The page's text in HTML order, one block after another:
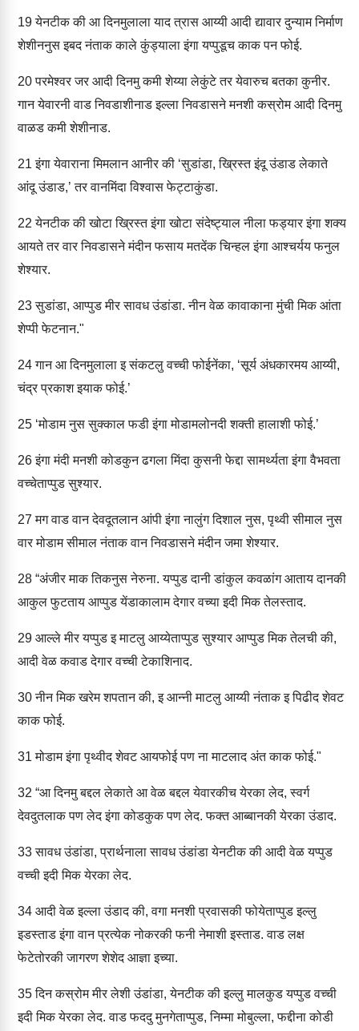
19येनटीक की आ दिनमुलाला याद त्रास आय्यी आदी द्यावार दुन्याम निर्माण
शेशीननुस इबद नंताक काले कुंड्याला इंगा यप्पुडूच काक पन फोई.
20परमेश्वर जर आदी दिनमु कमी शेय्या लेकुंटे तर येवारुच बतका कुनीर.
गान येवारनी वाड निवडाशीनाड इल्ला निवडासने मनशी कस्रोम आदी दिनमु
वाळड कमी शेशीनाड.
21 इंगा येवाराना मिमलान आनीर की ‘सुडांडा, ख्रिस्त इंदू उंडाड लेकाते
आंदू उंडाड,’ तर वानमिंदा विश्वास फेट्टाकुंडा.
22 येनटीक की खोटा ख्रिस्त इंगा खोटा संदेष्ट्याल नीला फड्यार इंगा शक्य
आयते तर वार निवडासने मंदीन फसाय मतदेंक चिन्हल इंगा आश्चर्यय फनुल
शेश्यार.
23सुडांडा, आप्पुड मीर सावध उंडांडा. नीन वेळ कावाकाना मुंची मिक आंता
शेप्पी फेटनान."
24गान आ दिनमुलाला इ संकटलु वच्ची फोईनेंका, ‘सूर्य अंधकारमय आय्यी,
चंद्र प्रकाश इयाक फोई.’
25 ‘मोडाम नुस सुक्काल फडी इंगा मोडामलोनदी शक्ती हालाशी फोई.’
26इंगा मंदी मनशी कोडकुन ढगला मिंदा कुसनी फेद्दा सामर्थ्यता इंगा वैभवता
वच्चेताप्पुड सुश्यार.
27 मग वाड वान देवदूतलान आंपी इंगा नालुंग दिशाल नुस, पृथ्वी सीमाल नुस
वार मोडाम सीमाल नंताक वान निवडासने मंदीन जमा शेश्यार.
28 “अंजीर माक तिकनुस नेरुना. यप्पुड दानी डांकुल कवळांग आताय दानकी
आकुल फुटताय आप्पुड येंडाकालाम देगार वच्या इदी मिक तेलस्ताद.
29 आल्ले मीर यप्पुड इ माटलु आय्येताप्पुड सुश्यार आप्पुड मिक तेलची की,
आदी वेळ कवाड देगार वच्ची टेकाशिनाद.
30नीन मिक खरेम शपतान की, इ आन्नी माटलु आय्यी नंताक इ पिढीद शेवट
काक फोई.
31 मोडाम इंगा पृथ्वीद शेवट आयफोई पण ना माटलाद अंत काक फोई."
32 “आ दिनमु बद्दल लेकाते आ वेळ बद्दल येवारकीच येरका लेद, स्वर्ग
देवदुतलाक पण लेद इंगा कोडकुक पण लेद. फक्त आब्बानकी येरका उंडाद.
33सावध उंडांडा, प्रार्थनाला सावध उंडांडा येनटीक की आदी वेळ यप्पुड
वच्ची इदी मिक येरका लेद.
34 आदी वेळ इल्ला उंडाद की, वगा मनशी प्रवासकी फोयेताप्पुड इल्लु
इडस्ताड इंगा वान प्रत्येक नोकरकी फनी नेमाशी इस्ताड. वाड लक्ष
फेटेतोरकी जागरण शेशेद आज्ञा इच्या.
35दिन कस्रोम मीर लेशी उंडांडा, येनटीक की इल्लु मालकुड यप्पुड वच्ची
इदी मिक येरका लेद. वाड फददु मुनगेताप्पुड, निम्मा मोबुल्ला, फद्दीना कोडी